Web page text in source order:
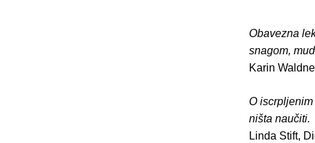
Obavezna
snagom,
Karin
O
ništa naučiti.
Linda Stift,